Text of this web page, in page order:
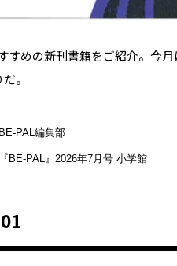
すめの新刊書籍をご紹介。今
。
BE-PAL編集部
『BE-PAL』2026年7月号 小学館